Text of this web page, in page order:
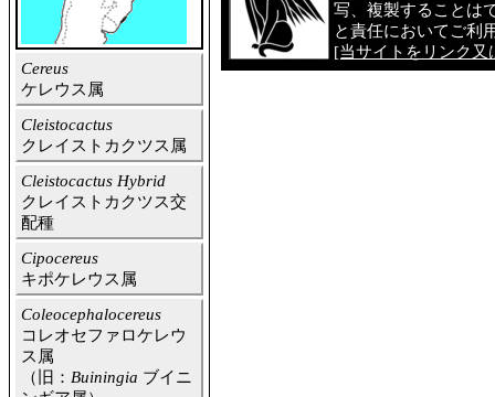
Cereus
ケレウス属
Cleistocactus
クレイストカクツス属
Cleistocactus Hybrid
クレイストカクツス交
配種
Cipocereus
キポケレウス属
Coleocephalocereus
コレオセファロケレウ
ス属
（旧： Buiningia ブイニ
写、複製することは
と責任においてご利
[当サイトをリンク又